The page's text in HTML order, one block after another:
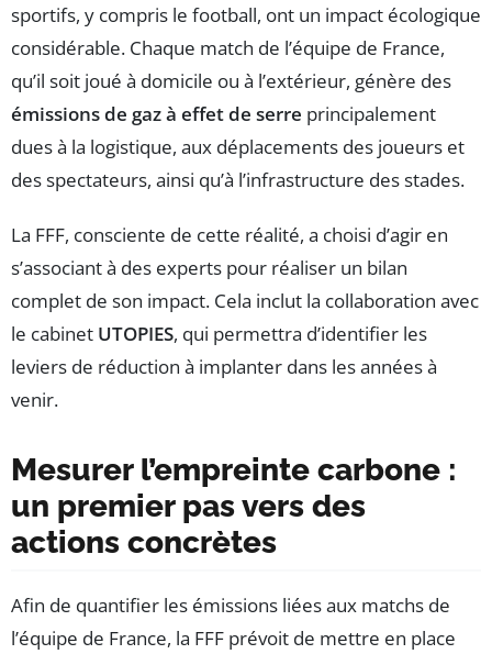
sportifs, y compris le football, ont un impact écologique
considérable. Chaque match de l’équipe de France,
qu’il soit joué à domicile ou à l’extérieur, génère des
émissions de gaz à effet de serre principalement
dues à la logistique, aux déplacements des joueurs et
des spectateurs, ainsi qu’à l’infrastructure des stades.
La FFF, consciente de cette réalité, a choisi d’agir en
s’associant à des experts pour réaliser un bilan
complet de son impact. Cela inclut la collaboration avec
le cabinet UTOPIES, qui permettra d’identifier les
leviers de réduction à implanter dans les années à
venir.
Mesurer l’empreinte carbone :
un premier pas vers des
actions concrètes
Afin de quantifier les émissions liées aux matchs de
l’équipe de France, la FFF prévoit de mettre en place